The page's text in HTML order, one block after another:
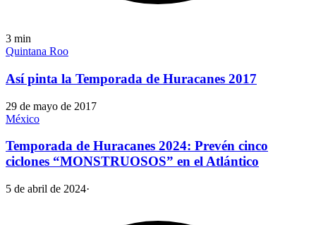
3 min
Quintana Roo
Así pinta la Temporada de Huracanes 2017
29 de mayo de 2017
México
Temporada de Huracanes 2024: Prevén cinco
ciclones “MONSTRUOSOS” en el Atlántico
5 de abril de 2024·